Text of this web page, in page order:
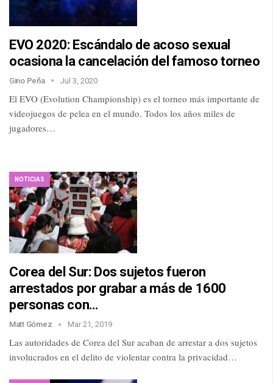
EVO 2020: Escándalo de acoso sexual
ocasiona la cancelación del famoso torneo
Gino Peña Jul 3, 2020
El EVO (Evolution Championship) es el torneo más importante de
videojuegos de pelea en el mundo. Todos los años miles de
jugadores…
NOTICIAS
Corea del Sur: Dos sujetos fueron
arrestados por grabar a más de 1600
personas con…
Matt Gómez Mar 21, 2019
Las autoridades de Corea del Sur acaban de arrestar a dos sujetos
involucrados en el delito de violentar contra la privacidad…